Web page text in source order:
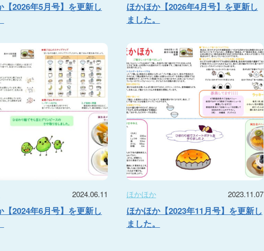
【2026年5月号】を更新し
ほかほか【2026年4月号】を更新し
ました。
2024.06.11
【2024年6月号】を更新し
ほかほか 2023.11.07
ほかほか【2023年11月号】を更新し
ました。